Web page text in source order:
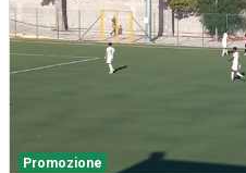
Promozione